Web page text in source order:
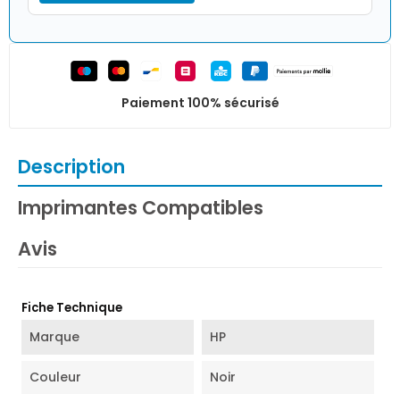
Paiement 100% sécurisé
Description
Imprimantes Compatibles
Avis
Fiche Technique
Marque HP
Couleur Noir